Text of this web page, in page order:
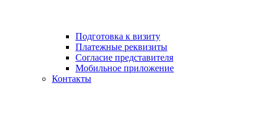
Подготовка к визиту
Платежные реквизиты
Согласие представителя
Мобильное приложение
Контакты